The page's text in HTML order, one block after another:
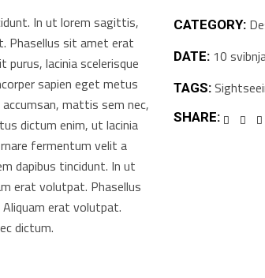
In ut lorem sagittis,
Phasellus sit amet erat
lacinia scelerisque
sapien eget metus
mattis sem nec,
dictum enim, ut lacinia
fermentum velit a
dapibus tincidunt. In ut
erat volutpat. Phasellus
erat volutpat.
dictum.
CATEGORY:
DATE: 10
TAGS:
SHARE: